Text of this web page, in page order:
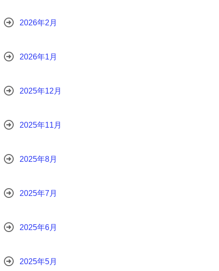
2026年2月
2026年1月
2025年12月
2025年11月
2025年8月
2025年7月
2025年6月
2025年5月